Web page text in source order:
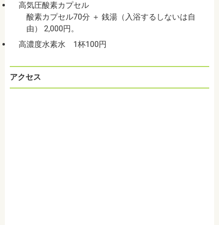
高気圧酸素カプセル
酸素カプセル70分 ＋ 銭湯（入浴するしないは自
由） 2,000円。
高濃度水素水 1杯100円
アクセス